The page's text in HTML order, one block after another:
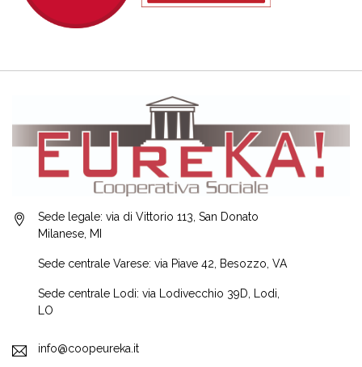
Sede legale: via di Vittorio 113, San Donato
Milanese, MI
Sede centrale Varese: via Piave 42, Besozzo, VA
Sede centrale Lodi: via Lodivecchio 39D, Lodi,
LO
info@coopeureka.it